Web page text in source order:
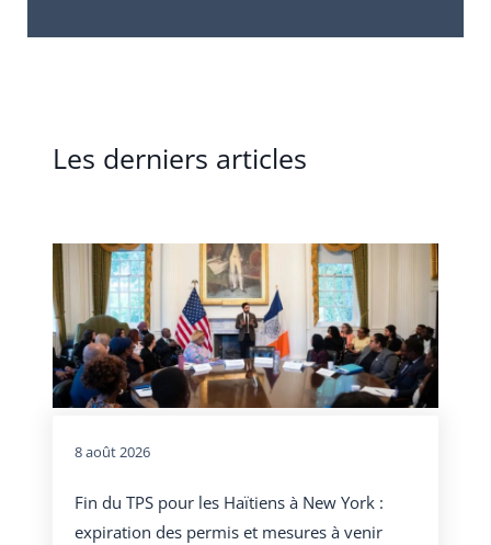
Les derniers articles
8 août 2026
Fin du TPS pour les Haïtiens à New York :
expiration des permis et mesures à venir